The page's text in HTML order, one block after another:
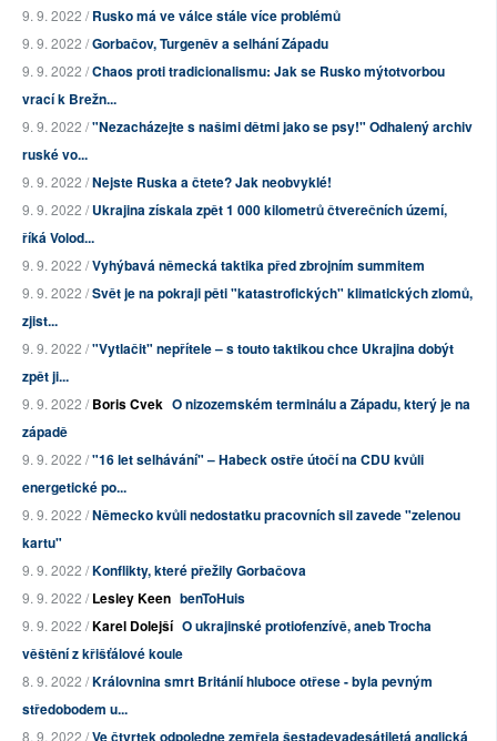
9. 9. 2022 /Rusko má ve válce stále více problémů
9. 9. 2022 /Gorbačov, Turgeněv a selhání Západu
9. 9. 2022 /Chaos proti tradicionalismu: Jak se Rusko mýtotvorbou
vrací k Brežn...
9. 9. 2022 /"Nezacházejte s našimi dětmi jako se psy!" Odhalený archiv
ruské vo...
9. 9. 2022 /Nejste Ruska a čtete? Jak neobvyklé!
9. 9. 2022 /Ukrajina získala zpět 1 000 kilometrů čtverečních území,
říká Volod...
9. 9. 2022 /Vyhýbavá německá taktika před zbrojním summitem
9. 9. 2022 /Svět je na pokraji pěti "katastrofických" klimatických zlomů,
zjist...
9. 9. 2022 /"Vytlačit" nepřítele – s touto taktikou chce Ukrajina dobýt
zpět ji...
9. 9. 2022 /Boris Cvek O nizozemském terminálu a Západu, který je na
západě
9. 9. 2022 /"16 let selhávání" – Habeck ostře útočí na CDU kvůli
energetické po...
9. 9. 2022 /Německo kvůli nedostatku pracovních sil zavede "zelenou
kartu"
9. 9. 2022 /Konflikty, které přežily Gorbačova
9. 9. 2022 /Lesley Keen benToHuis
9. 9. 2022 /Karel Dolejší O ukrajinské protiofenzívě, aneb Trocha
věštění z křišťálové koule
8. 9. 2022 /Královnina smrt Británií hluboce otřese - byla pevným
středobodem u...
8. 9. 2022 /Ve čtvrtek odpoledne zemřela šestadevadesátiletá anglická